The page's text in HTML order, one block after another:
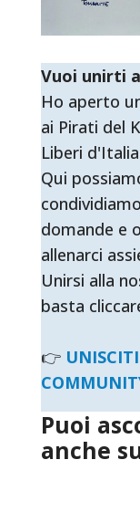
Vuoi unirti
Ho aperto
ai Pirati del
Liberi
Qui
domande e
allenarci
Unirsi alla
basta
👉
Puoi
anche